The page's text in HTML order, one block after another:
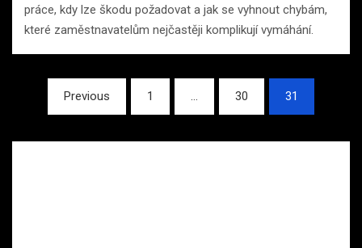
práce, kdy lze škodu požadovat a jak se vyhnout chybám,
které zaměstnavatelům nejčastěji komplikují vymáhání.
Stránkování
příspěvků
Previous 1 … 30 31